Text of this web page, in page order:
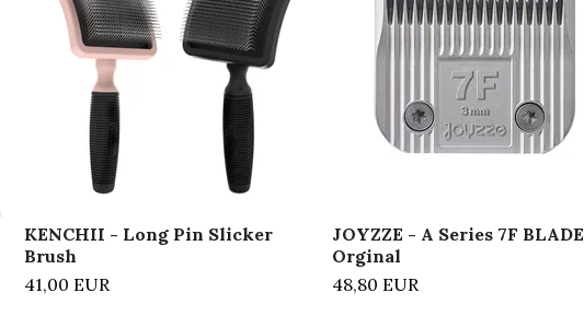
KENCHII - Long Pin Slicker
Brush
41,00 EUR
JOYZZE - A Series 7F BLADE
Orginal
48,80 EUR